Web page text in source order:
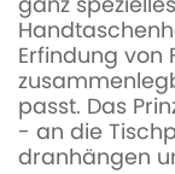
Erfindung von
passt. Das
- an die
dranhängen